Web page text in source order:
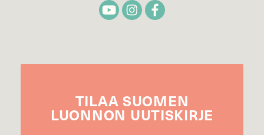
TILAA SUOMEN
LUONNON UUTIS­KIRJE